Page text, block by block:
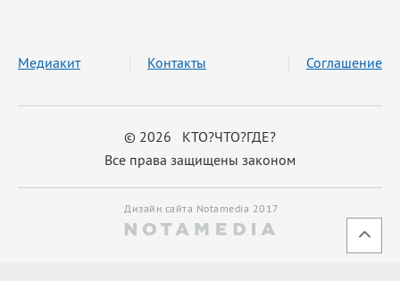
© 2026 КТО?ЧТО?ГДЕ?
Все права защищены законом
Медиакит Контакты Соглашение
Дизайн сайта Notamedia 2017